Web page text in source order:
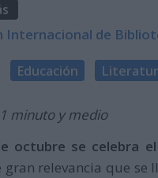
Internacional de
Educación
minuto y medio
octubre se celebra
gran relevancia que se